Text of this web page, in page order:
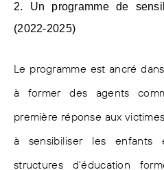
2. Un programme de
(2022-2025)
Le programme est ancré
à former des agents
première réponse aux
à sensibiliser les
structures d'éducation